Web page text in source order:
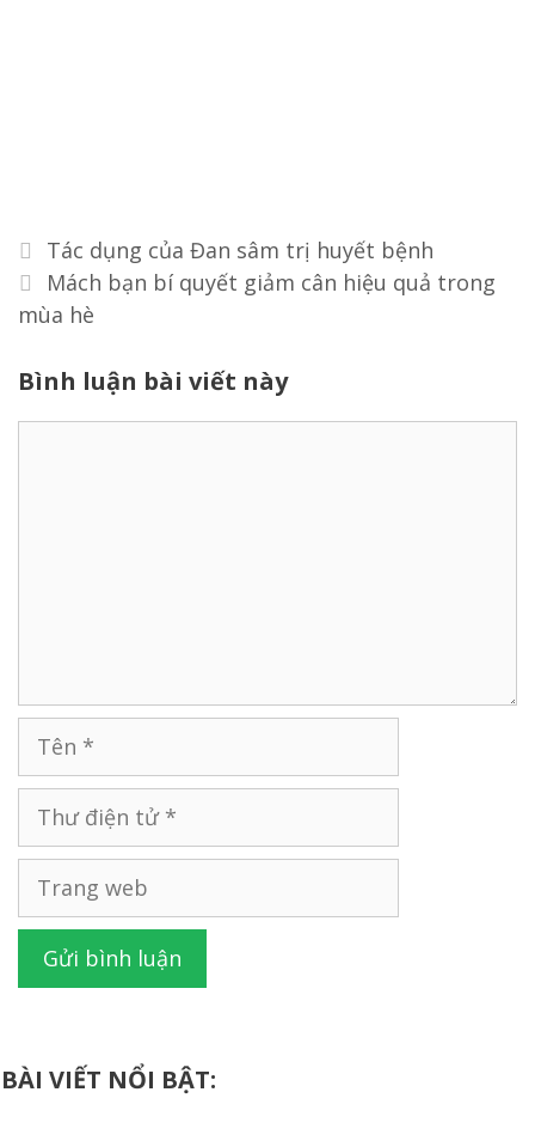
Điều
hướng
bài
Tác dụng của Đan sâm trị huyết bệnh
Mách bạn bí quyết giảm cân hiệu quả trong
mùa hè
Bình luận bài viết này
Thư
điện
tử
web
BÀI VIẾT NỔI BẬT: